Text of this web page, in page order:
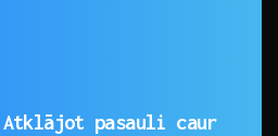
pasauli caur